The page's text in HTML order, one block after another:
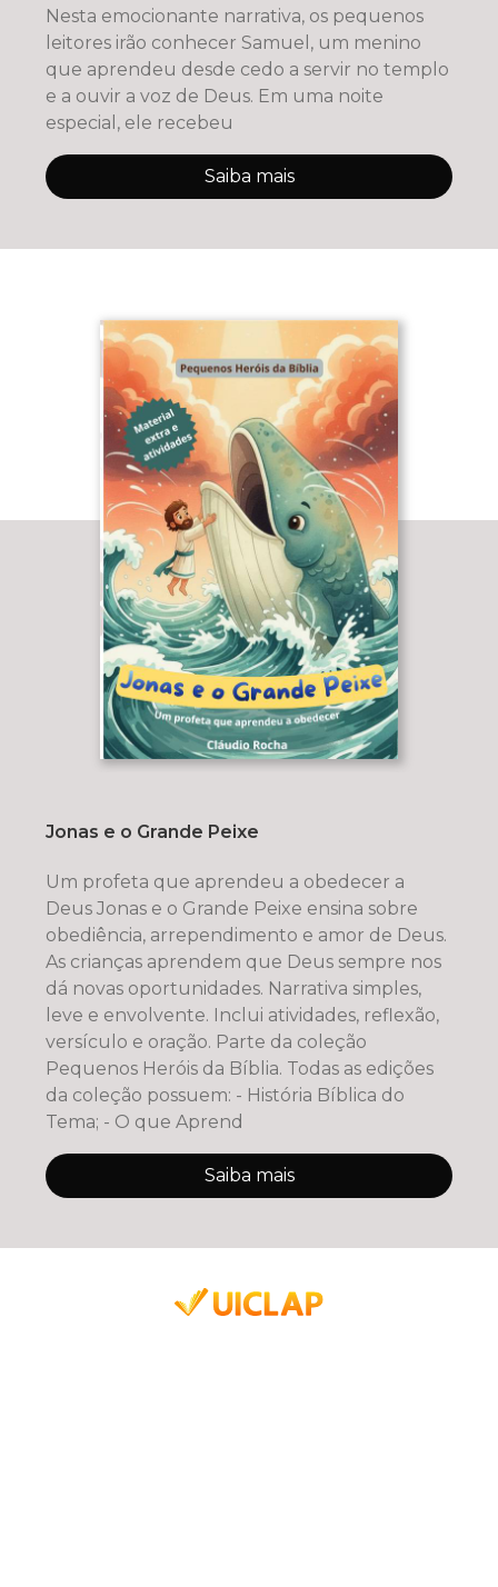
Nesta emocionante narrativa, os pequenos
leitores irão conhecer Samuel, um menino
que aprendeu desde cedo a servir no templo
e a ouvir a voz de Deus. Em uma noite
especial, ele recebeu
Saiba mais
Jonas e o Grande Peixe
Um profeta que aprendeu a obedecer a
Deus Jonas e o Grande Peixe ensina sobre
obediência, arrependimento e amor de Deus.
As crianças aprendem que Deus sempre nos
dá novas oportunidades. Narrativa simples,
leve e envolvente. Inclui atividades, reflexão,
versículo e oração. Parte da coleção
Pequenos Heróis da Bíblia. Todas as edições
da coleção possuem: - História Bíblica do
Tema; - O que Aprend
Saiba mais